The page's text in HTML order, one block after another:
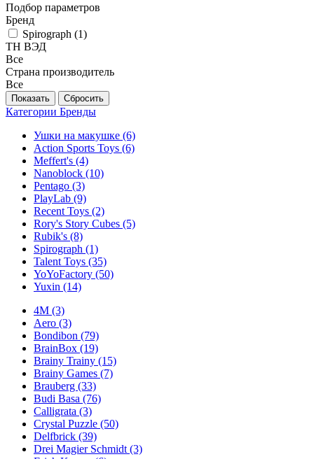
Подбор параметров
Бренд
Spirograph (1)
ТН ВЭД
Все
Страна производитель
Все
Категории Бренды
Ушки на макушке (6)
Action Sports Toys (6)
Meffert's (4)
Nanoblock (10)
Pentago (3)
PlayLab (9)
Recent Toys (2)
Rory's Story Cubes (5)
Rubik's (8)
Spirograph (1)
Talent Toys (35)
YoYoFactory (50)
Yuxin (14)
4M (3)
Aero (3)
Bondibon (79)
BrainBox (19)
Brainy Trainy (15)
Brainy Games (7)
Brauberg (33)
Budi Basa (76)
Calligrata (3)
Crystal Puzzle (50)
Delfbrick (39)
Drei Magier Schmidt (3)